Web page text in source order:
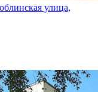
улица,